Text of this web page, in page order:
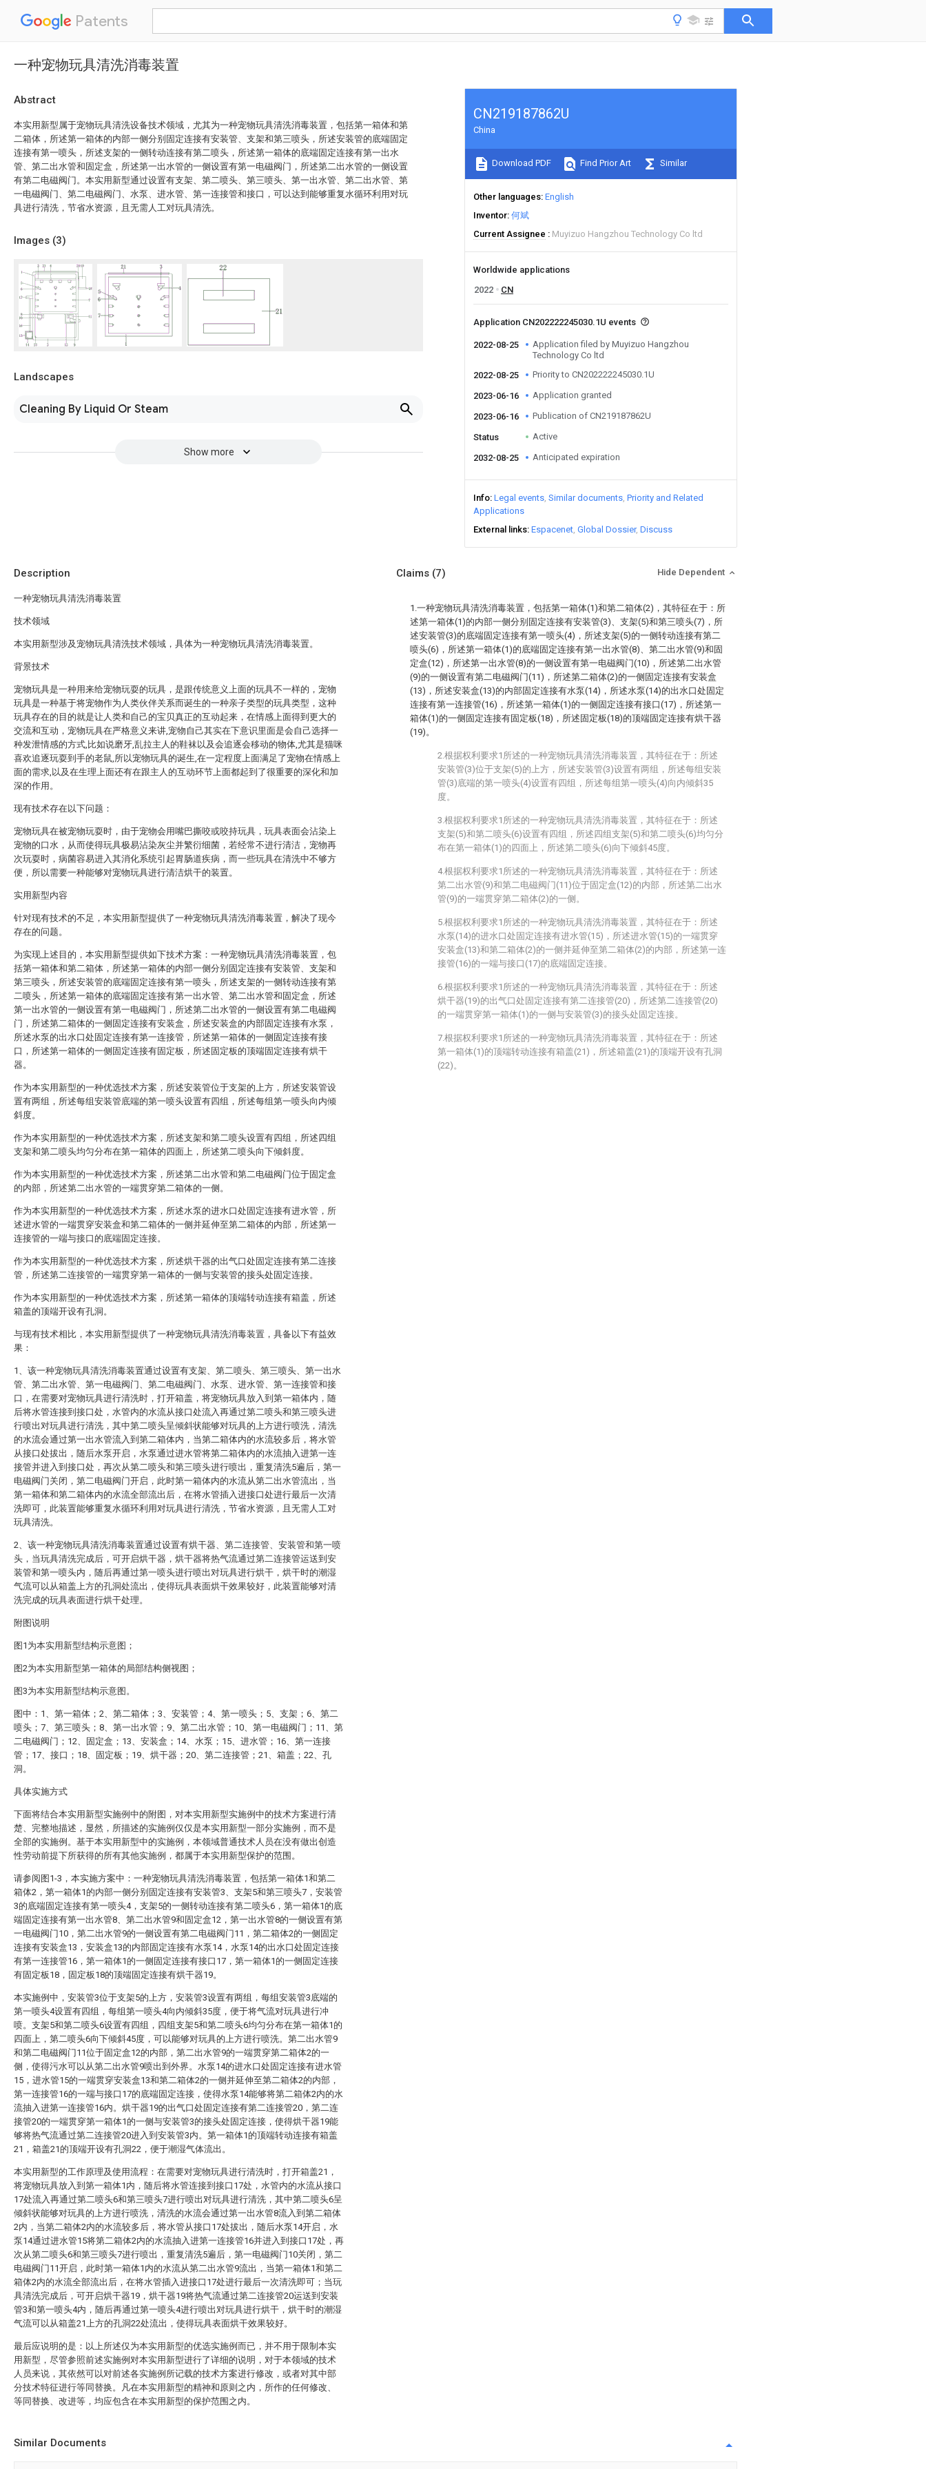
Patents
一种宠物玩具清洗消毒装置
Abstract
本实用新型属于宠物玩具清洗设备技术领域，尤其为一种宠物玩具清洗消毒装置，包括第一箱体和第
二箱体，所述第一箱体的内部一侧分别固定连接有安装管、支架和第三喷头，所述安装管的底端固定
连接有第一喷头，所述支架的一侧转动连接有第二喷头，所述第一箱体的底端固定连接有第一出水
管、第二出水管和固定盒，所述第一出水管的一侧设置有第一电磁阀门，所述第二出水管的一侧设置
有第二电磁阀门。本实用新型通过设置有支架、第二喷头、第三喷头、第一出水管、第二出水管、第
一电磁阀门、第二电磁阀门、水泵、进水管、第一连接管和接口，可以达到能够重复水循环利用对玩
具进行清洗，节省水资源，且无需人工对玩具清洗。
Images (3)
Landscapes
Cleaning By Liquid Or Steam
Show more
CN219187862U
China
Download PDF Find Prior Art Similar
Other languages English
Inventor 何斌
Current Assignee
Muyizuo Hangzhou Technology Co ltd
Worldwide applications
2022
CN
Application CN202222245030.1U events
2022-08-25
Application filed by Muyizuo Hangzhou
Technology Co ltd
2022-08-25
Priority to CN202222245030.1U
2023-06-16 Application granted
2023-06-16 Publication of CN219187862U
Status Active
2032-08-25 Anticipated expiration
Info Legal events Similar documents Priority and Related
Applications
External links Espacenet Global Dossier Discuss
Description
一种宠物玩具清洗消毒装置
技术领域
本实用新型涉及宠物玩具清洗技术领域，具体为一种宠物玩具清洗消毒装置。
背景技术
宠物玩具是一种用来给宠物玩耍的玩具，是跟传统意义上面的玩具不一样的，宠物
玩具是一种基于将宠物作为人类伙伴关系而诞生的一种亲子类型的玩具类型，这种
玩具存在的目的就是让人类和自己的宝贝真正的互动起来，在情感上面得到更大的
交流和互动，宠物玩具在严格意义来讲,宠物自己其实在下意识里面是会自己选择一
种发泄情感的方式,比如说磨牙,乱拉主人的鞋袜以及会追逐会移动的物体,尤其是猫咪
喜欢追逐玩耍到手的老鼠,所以宠物玩具的诞生,在一定程度上面满足了宠物在情感上
面的需求,以及在生理上面还有在跟主人的互动环节上面都起到了很重要的深化和加
深的作用。
现有技术存在以下问题：
宠物玩具在被宠物玩耍时，由于宠物会用嘴巴撕咬或咬持玩具，玩具表面会沾染上
宠物的口水，从而使得玩具极易沾染灰尘并繁衍细菌，若经常不进行清洁，宠物再
次玩耍时，病菌容易进入其消化系统引起胃肠道疾病，而一些玩具在清洗中不够方
便，所以需要一种能够对宠物玩具进行清洁烘干的装置。
实用新型内容
针对现有技术的不足，本实用新型提供了一种宠物玩具清洗消毒装置，解决了现今
存在的问题。
为实现上述目的，本实用新型提供如下技术方案：一种宠物玩具清洗消毒装置，包
括第一箱体和第二箱体，所述第一箱体的内部一侧分别固定连接有安装管、支架和
第三喷头，所述安装管的底端固定连接有第一喷头，所述支架的一侧转动连接有第
二喷头，所述第一箱体的底端固定连接有第一出水管、第二出水管和固定盒，所述
第一出水管的一侧设置有第一电磁阀门，所述第二出水管的一侧设置有第二电磁阀
门，所述第二箱体的一侧固定连接有安装盒，所述安装盒的内部固定连接有水泵，
所述水泵的出水口处固定连接有第一连接管，所述第一箱体的一侧固定连接有接
口，所述第一箱体的一侧固定连接有固定板，所述固定板的顶端固定连接有烘干
器。
作为本实用新型的一种优选技术方案，所述安装管位于支架的上方，所述安装管设
置有两组，所述每组安装管底端的第一喷头设置有四组，所述每组第一喷头向内倾
斜度。
作为本实用新型的一种优选技术方案，所述支架和第二喷头设置有四组，所述四组
支架和第二喷头均匀分布在第一箱体的四面上，所述第二喷头向下倾斜度。
作为本实用新型的一种优选技术方案，所述第二出水管和第二电磁阀门位于固定盒
的内部，所述第二出水管的一端贯穿第二箱体的一侧。
作为本实用新型的一种优选技术方案，所述水泵的进水口处固定连接有进水管，所
述进水管的一端贯穿安装盒和第二箱体的一侧并延伸至第二箱体的内部，所述第一
连接管的一端与接口的底端固定连接。
作为本实用新型的一种优选技术方案，所述烘干器的出气口处固定连接有第二连接
管，所述第二连接管的一端贯穿第一箱体的一侧与安装管的接头处固定连接。
作为本实用新型的一种优选技术方案，所述第一箱体的顶端转动连接有箱盖，所述
箱盖的顶端开设有孔洞。
与现有技术相比，本实用新型提供了一种宠物玩具清洗消毒装置，具备以下有益效
果：
1、该一种宠物玩具清洗消毒装置通过设置有支架、第二喷头、第三喷头、第一出水
管、第二出水管、第一电磁阀门、第二电磁阀门、水泵、进水管、第一连接管和接
口，在需要对宠物玩具进行清洗时，打开箱盖，将宠物玩具放入到第一箱体内，随
后将水管连接到接口处，水管内的水流从接口处流入再通过第二喷头和第三喷头进
行喷出对玩具进行清洗，其中第二喷头呈倾斜状能够对玩具的上方进行喷洗，清洗
的水流会通过第一出水管流入到第二箱体内，当第二箱体内的水流较多后，将水管
从接口处拔出，随后水泵开启，水泵通过进水管将第二箱体内的水流抽入进第一连
接管并进入到接口处，再次从第二喷头和第三喷头进行喷出，重复清洗5遍后，第一
电磁阀门关闭，第二电磁阀门开启，此时第一箱体内的水流从第二出水管流出，当
第一箱体和第二箱体内的水流全部流出后，在将水管插入进接口处进行最后一次清
洗即可，此装置能够重复水循环利用对玩具进行清洗，节省水资源，且无需人工对
玩具清洗。
2、该一种宠物玩具清洗消毒装置通过设置有烘干器、第二连接管、安装管和第一喷
头，当玩具清洗完成后，可开启烘干器，烘干器将热气流通过第二连接管运送到安
装管和第一喷头内，随后再通过第一喷头进行喷出对玩具进行烘干，烘干时的潮湿
气流可以从箱盖上方的孔洞处流出，使得玩具表面烘干效果较好，此装置能够对清
洗完成的玩具表面进行烘干处理。
附图说明
图1为本实用新型结构示意图；
图2为本实用新型第一箱体的局部结构侧视图；
图3为本实用新型结构示意图。
图中：1、第一箱体；2、第二箱体；3、安装管；4、第一喷头；5、支架；6、第二
喷头；7、第三喷头；8、第一出水管；9、第二出水管；10、第一电磁阀门；11、第
二电磁阀门；12、固定盒；13、安装盒；14、水泵；15、进水管；16、第一连接
管；17、接口；18、固定板；19、烘干器；20、第二连接管；21、箱盖；22、孔
洞。
具体实施方式
下面将结合本实用新型实施例中的附图，对本实用新型实施例中的技术方案进行清
楚、完整地描述，显然，所描述的实施例仅仅是本实用新型一部分实施例，而不是
全部的实施例。基于本实用新型中的实施例，本领域普通技术人员在没有做出创造
性劳动前提下所获得的所有其他实施例，都属于本实用新型保护的范围。
请参阅图1-3，本实施方案中：一种宠物玩具清洗消毒装置，包括第一箱体1和第二
箱体2，第一箱体1的内部一侧分别固定连接有安装管3、支架5和第三喷头7，安装管
3的底端固定连接有第一喷头4，支架5的一侧转动连接有第二喷头6，第一箱体1的底
端固定连接有第一出水管8、第二出水管9和固定盒12，第一出水管8的一侧设置有第
一电磁阀门10，第二出水管9的一侧设置有第二电磁阀门11，第二箱体2的一侧固定
连接有安装盒13，安装盒13的内部固定连接有水泵14，水泵14的出水口处固定连接
有第一连接管16，第一箱体1的一侧固定连接有接口17，第一箱体1的一侧固定连接
有固定板18，固定板18的顶端固定连接有烘干器19。
本实施例中，安装管3位于支架5的上方，安装管3设置有两组，每组安装管3底端的
第一喷头4设置有四组，每组第一喷头4向内倾斜35度，便于将气流对玩具进行冲
喷。支架5和第二喷头6设置有四组，四组支架5和第二喷头6均匀分布在第一箱体1的
四面上，第二喷头6向下倾斜45度，可以能够对玩具的上方进行喷洗。第二出水管9
和第二电磁阀门11位于固定盒12的内部，第二出水管9的一端贯穿第二箱体2的一
侧，使得污水可以从第二出水管9喷出到外界。水泵14的进水口处固定连接有进水管
15，进水管15的一端贯穿安装盒13和第二箱体2的一侧并延伸至第二箱体2的内部，
第一连接管16的一端与接口17的底端固定连接，使得水泵14能够将第二箱体2内的水
流抽入进第一连接管16内。烘干器19的出气口处固定连接有第二连接管20，第二连
接管20的一端贯穿第一箱体1的一侧与安装管3的接头处固定连接，使得烘干器19能
够将热气流通过第二连接管20进入到安装管3内。第一箱体1的顶端转动连接有箱盖
21，箱盖21的顶端开设有孔洞22，便于潮湿气体流出。
本实用新型的工作原理及使用流程：在需要对宠物玩具进行清洗时，打开箱盖21，
将宠物玩具放入到第一箱体1内，随后将水管连接到接口17处，水管内的水流从接口
17处流入再通过第二喷头6和第三喷头7进行喷出对玩具进行清洗，其中第二喷头6呈
倾斜状能够对玩具的上方进行喷洗，清洗的水流会通过第一出水管8流入到第二箱体
2内，当第二箱体2内的水流较多后，将水管从接口17处拔出，随后水泵14开启，水
泵14通过进水管15将第二箱体2内的水流抽入进第一连接管16并进入到接口17处，再
次从第二喷头6和第三喷头7进行喷出，重复清洗5遍后，第一电磁阀门10关闭，第二
电磁阀门11开启，此时第一箱体1内的水流从第二出水管9流出，当第一箱体1和第二
箱体2内的水流全部流出后，在将水管插入进接口17处进行最后一次清洗即可；当玩
具清洗完成后，可开启烘干器19，烘干器19将热气流通过第二连接管20运送到安装
管3和第一喷头4内，随后再通过第一喷头4进行喷出对玩具进行烘干，烘干时的潮湿
气流可以从箱盖21上方的孔洞22处流出，使得玩具表面烘干效果较好。
最后应说明的是：以上所述仅为本实用新型的优选实施例而已，并不用于限制本实
用新型，尽管参照前述实施例对本实用新型进行了详细的说明，对于本领域的技术
人员来说，其依然可以对前述各实施例所记载的技术方案进行修改，或者对其中部
分技术特征进行等同替换。凡在本实用新型的精神和原则之内，所作的任何修改、
等同替换、改进等，均应包含在本实用新型的保护范围之内。
Claims (7) Hide Dependent
1.一种宠物玩具清洗消毒装置，包括第一箱体(1)和第二箱体(2)，其特征在于：所
述第一箱体(1)的内部一侧分别固定连接有安装管(3)、支架(5)和第三喷头(7)，所
述安装管(3)的底端固定连接有第一喷头(4)，所述支架(5)的一侧转动连接有第二
喷头(6)，所述第一箱体(1)的底端固定连接有第一出水管(8)、第二出水管(9)和固
定盒(12)，所述第一出水管(8)的一侧设置有第一电磁阀门(10)，所述第二出水管
(9)的一侧设置有第二电磁阀门(11)，所述第二箱体(2)的一侧固定连接有安装盒
(13)，所述安装盒(13)的内部固定连接有水泵(14)，所述水泵(14)的出水口处固定
连接有第一连接管(16)，所述第一箱体(1)的一侧固定连接有接口(17)，所述第一
箱体(1)的一侧固定连接有固定板(18)，所述固定板(18)的顶端固定连接有烘干器
(19)。
2.根据权利要求1所述的一种宠物玩具清洗消毒装置，其特征在于：所述
安装管(3)位于支架(5)的上方，所述安装管(3)设置有两组，所述每组安装
管(3)底端的第一喷头(4)设置有四组，所述每组第一喷头(4)向内倾斜35
度。
3.根据权利要求1所述的一种宠物玩具清洗消毒装置，其特征在于：所述
支架(5)和第二喷头(6)设置有四组，所述四组支架(5)和第二喷头(6)均匀分
布在第一箱体(1)的四面上，所述第二喷头(6)向下倾斜45度。
4.根据权利要求1所述的一种宠物玩具清洗消毒装置，其特征在于：所述
第二出水管(9)和第二电磁阀门(11)位于固定盒(12)的内部，所述第二出水
管(9)的一端贯穿第二箱体(2)的一侧。
5.根据权利要求1所述的一种宠物玩具清洗消毒装置，其特征在于：所述
水泵(14)的进水口处固定连接有进水管(15)，所述进水管(15)的一端贯穿
安装盒(13)和第二箱体(2)的一侧并延伸至第二箱体(2)的内部，所述第一连
接管(16)的一端与接口(17)的底端固定连接。
6.根据权利要求1所述的一种宠物玩具清洗消毒装置，其特征在于：所述
烘干器(19)的出气口处固定连接有第二连接管(20)，所述第二连接管(20)
的一端贯穿第一箱体(1)的一侧与安装管(3)的接头处固定连接。
7.根据权利要求1所述的一种宠物玩具清洗消毒装置，其特征在于：所述
第一箱体(1)的顶端转动连接有箱盖(21)，所述箱盖(21)的顶端开设有孔洞
(22)。
Similar Documents